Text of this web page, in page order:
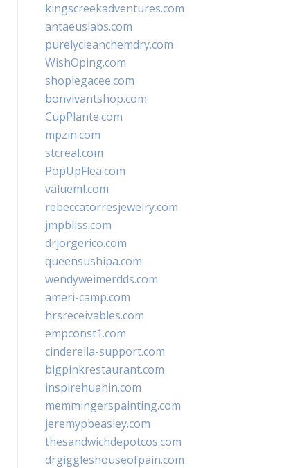
kingscreekadventures.com
antaeuslabs.com
purelycleanchemdry.com
WishOping.com
shoplegacee.com
bonvivantshop.com
CupPlante.com
mpzin.com
stcreal.com
PopUpFlea.com
valueml.com
rebeccatorresjewelry.com
jmpbliss.com
drjorgerico.com
queensushipa.com
wendyweimerdds.com
ameri-camp.com
hrsreceivables.com
empconst1.com
cinderella-support.com
bigpinkrestaurant.com
inspirehuahin.com
memmingerspainting.com
jeremypbeasley.com
thesandwichdepotcos.com
drgiggleshouseofpain.com